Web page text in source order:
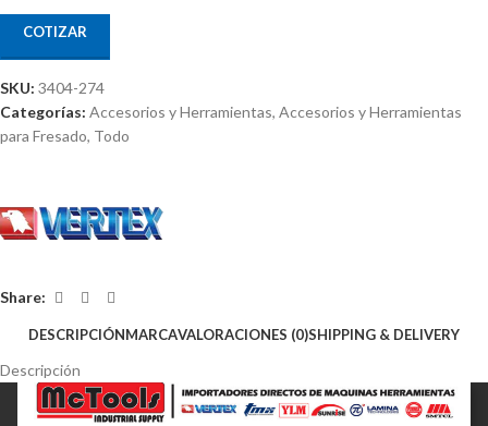
COTIZAR
SKU: 3404-274
Categorías: Accesorios y Herramientas, Accesorios y Herramientas
para Fresado, Todo
Share:
DESCRIPCIÓNMARCAVALORACIONES (0)SHIPPING & DELIVERY
Descripción